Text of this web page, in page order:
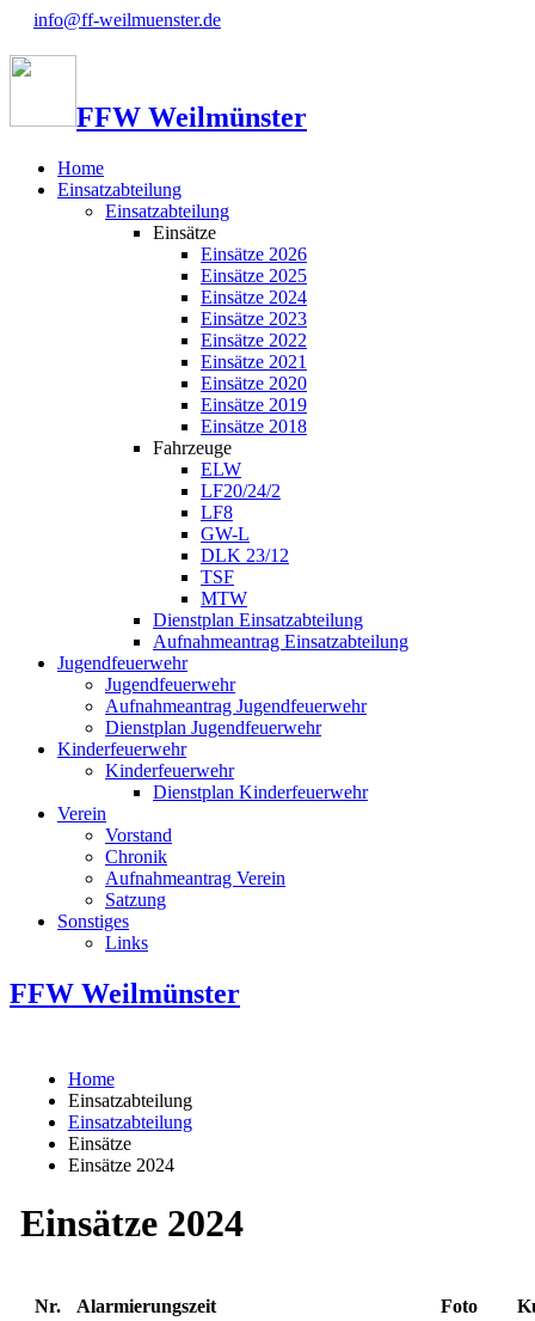
info@ff-weilmuenster.de
FFW Weilmünster
Home
Einsatzabteilung
Einsatzabteilung
Einsätze
Einsätze 2026
Einsätze 2025
Einsätze 2024
Einsätze 2023
Einsätze 2022
Einsätze 2021
Einsätze 2020
Einsätze 2019
Einsätze 2018
Fahrzeuge
ELW
LF20/24/2
LF8
GW-L
DLK 23/12
TSF
MTW
Dienstplan Einsatzabteilung
Aufnahmeantrag Einsatzabteilung
Jugendfeuerwehr
Jugendfeuerwehr
Aufnahmeantrag Jugendfeuerwehr
Dienstplan Jugendfeuerwehr
Kinderfeuerwehr
Kinderfeuerwehr
Dienstplan Kinderfeuerwehr
Verein
Vorstand
Chronik
Aufnahmeantrag Verein
Satzung
Sonstiges
Links
FFW Weilmünster
Home
Einsatzabteilung
Einsatzabteilung
Einsätze
Einsätze 2024
Einsätze 2024
Nr. Alarmierungszeit Foto